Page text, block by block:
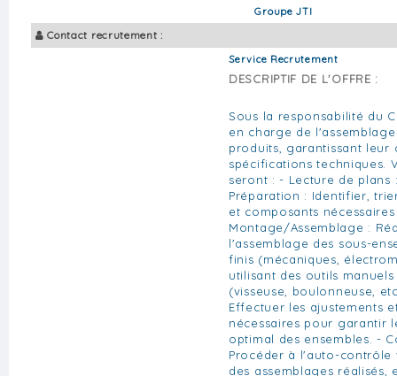
Groupe JTI
Contact recrutement :
Service Recrutement
DESCRIPTIF DE L'OFFRE :
Sous la responsabilité du
en charge de
produits, garantissant leur
spécifications techniques.
seront : - Lecture de
Préparation : Identifier,
et composants
Montage/Assemblage :
l'assemblage des sous-
finis (mécaniques,
utilisant des outils
(visseuse, boulonneuse,
Effectuer les ajustements
nécessaires pour garantir
optimal des ensembles. -
Procéder à l'auto-contrôle
des assemblages